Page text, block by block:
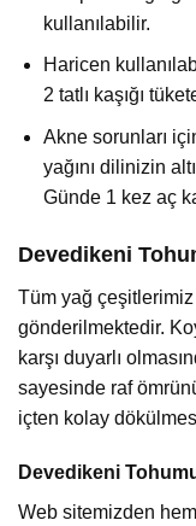
kullanılabilir.
Haricen
2 tatlı kaşığı
Akne sorunları
yağını dilinizin
Günde 1 kez aç
Devedikeni
Tüm yağ
gönderilmektedir.
karşı duyarlı
sayesinde raf
içten kolay
Devedikeni
Web sitemizden